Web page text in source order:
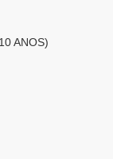
ANOS)